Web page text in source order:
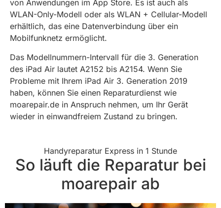
von Anwendungen im App Store. Es ist auch als
WLAN-Only-Modell oder als WLAN + Cellular-Modell
erhältlich, das eine Datenverbindung über ein
Mobilfunknetz ermöglicht.
Das Modellnummern-Intervall für die 3. Generation
des iPad Air lautet A2152 bis A2154. Wenn Sie
Probleme mit Ihrem iPad Air 3. Generation 2019
haben, können Sie einen Reparaturdienst wie
moarepair.de in Anspruch nehmen, um Ihr Gerät
wieder in einwandfreiem Zustand zu bringen.
Handyreparatur Express in 1 Stunde
So läuft die Reparatur bei
moarepair ab